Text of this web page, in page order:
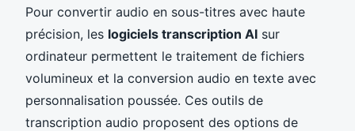
Pour convertir audio en sous-titres avec haute
précision, les logiciels transcription AI sur
ordinateur permettent le traitement de fichiers
volumineux et la conversion audio en texte avec
personnalisation poussée. Ces outils de
transcription audio proposent des options de